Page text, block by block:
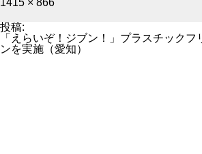
サ
イ
ズ
投稿:
「えらいぞ！ジブン！」プラスチックフ
ンを実施（愛知）